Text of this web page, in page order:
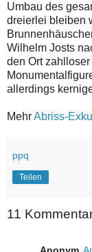
Umbau des
dreierlei bleiben
Wilhelm Josts
den Ort
allerdings
MehrAbriss-
ppq
Teilen
11
Anonym